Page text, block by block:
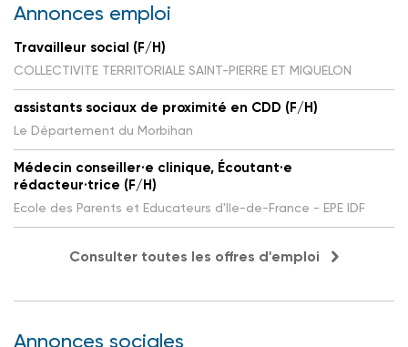
Annonces emploi
Travailleur social (F/H)
COLLECTIVITE TERRITORIALE SAINT-PIERRE ET MIQUELON
assistants sociaux de proximité en CDD (F/H)
Le Département du Morbihan
Médecin conseiller·e clinique, Écoutant·e
rédacteur·trice (F/H)
Ecole des Parents et Educateurs d'Ile-de-France - EPE IDF
Consulter toutes les offres d'emploi
Annonces sociales